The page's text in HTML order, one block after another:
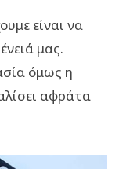
είναι να
μας.
όμως η
αφράτα